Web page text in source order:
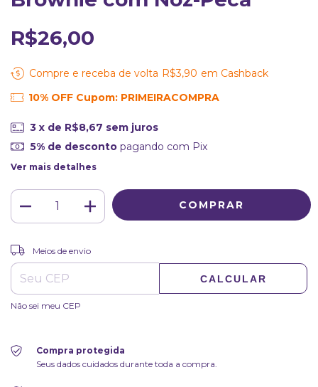
R$26,00
Compre e receba de volta R$3,90 em Cashback
10% OFF Cupom: PRIMEIRACOMPRA
3x de R$8,67 sem juros
5% de descontopagando com Pix
Ver mais detalhes
Entregas para o CEP:
Meios de envio
CALCULAR
Não sei meu CEP
Compra protegida
Seus dados cuidados durante toda a compra.